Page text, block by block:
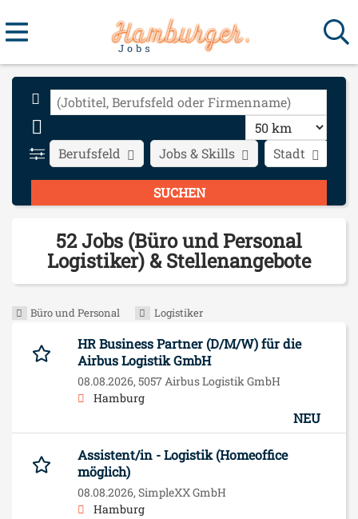
Stadt
Berufsfeld Jobs & Skills
52 Jobs (Büro und Personal
Logistiker) & Stellenangebote
Büro und Personal Logistiker
HR Business Partner (D/M/W) für die
Airbus Logistik GmbH
08.08.2026, 5057 Airbus Logistik GmbH
Hamburg
NEU
Assistent/in - Logistik (Homeoffice
möglich)
08.08.2026, SimpleXX GmbH
Hamburg